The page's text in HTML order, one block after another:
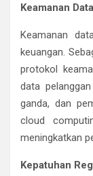
Keamanan
Keamanan
keuangan.
protokol
data
ganda, dan
cloud
meningkatkan
Kepatuhan